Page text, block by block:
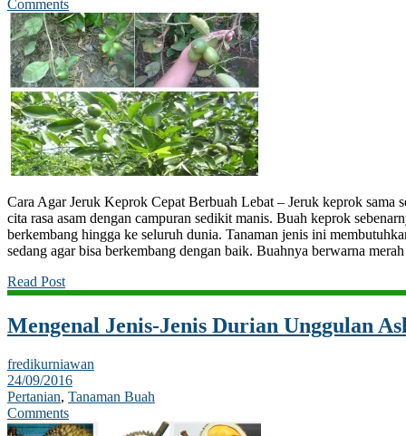
Comments
Cara Agar Jeruk Keprok Cepat Berbuah Lebat – Jeruk keprok sama
cita rasa asam dengan campuran sedikit manis. Buah keprok
berkembang hingga ke seluruh dunia. Tanaman jenis ini
sedang agar bisa berkembang dengan baik. Buahnya berwarna
Read Post
Mengenal Jenis-Jenis Durian Unggulan
fredikurniawan
24/09/2016
Pertanian, Tanaman Buah
Comments